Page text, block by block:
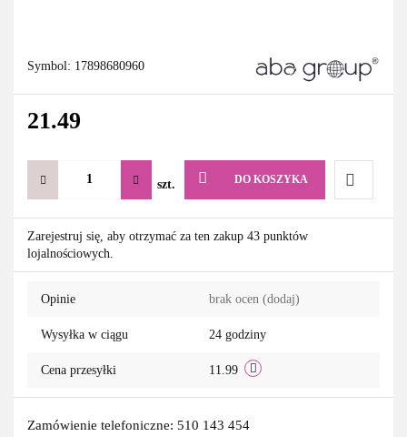
Symbol: 17898680960
21.49
szt. DO KOSZYKA
Do
Zarejestruj się, aby otrzymać za ten zakup 43 punktów
lojalnościowych.
Opinie brak ocen (dodaj)
Wysyłka w ciągu 24 godziny
Cena przesyłki 11.99
Zamówienie telefoniczne: 510 143 454